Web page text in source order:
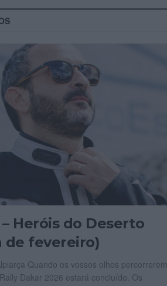
Heróis do Deserto
de fevereiro)
Quando os vossos olhos percorrerem
Dakar 2026 estará concluído. Os